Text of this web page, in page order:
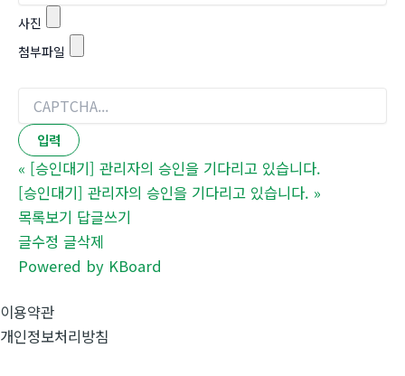
사진
첨부파일
« [승인대기] 관리자의 승인을 기다리고 있습니다.
[승인대기] 관리자의 승인을 기다리고 있습니다. »
목록보기 답글쓰기
글수정 글삭제
Powered by KBoard
이용약관
개인정보처리방침